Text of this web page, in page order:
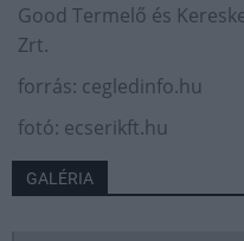
Good Termelő és
Zrt.
forrás: cegledinfo.hu
fotó: ecserikft.hu
GALÉRIA